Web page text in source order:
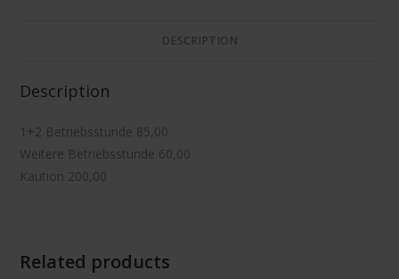
DESCRIPTION
Description
1+2 Betriebsstunde 85,00
Weitere Betriebsstunde 60,00
Kaution 200,00
Related products